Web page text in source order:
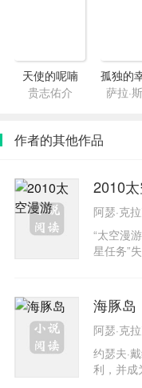
天使的呢喃
贵志佑介
萨拉·
作者的其他作品
2010
阿瑟·克
“太空漫
星任务”
一幸存的
“哈尔”的
木星……
游”四部
科学资料
景；而他
海豚岛
阿瑟·克
约瑟夫·
利，并成